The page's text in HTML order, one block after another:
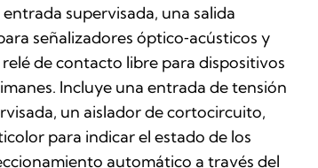
supervisada, una salida
señalizadores óptico‑acústicos y
relé de contacto libre para dispositivos
Incluye una entrada de tensión
un aislador de cortocircuito,
para indicar el estado de los
automático a través del